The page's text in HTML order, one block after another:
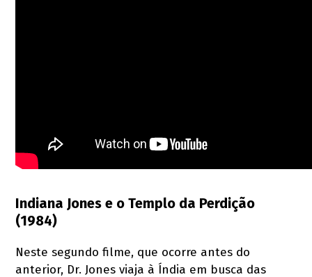
Indiana Jones e o Templo da Perdição
(1984)
Neste segundo filme, que ocorre antes do
anterior, Dr. Jones viaja à Índia em busca das